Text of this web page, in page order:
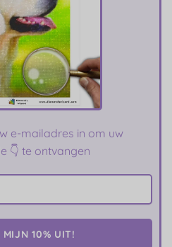
e-mailadres in om uw
👇 te ontvangen
10% UIT!